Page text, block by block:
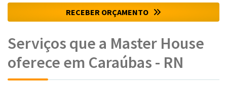
RECEBER ORÇAMENTO
Serviços que a Master House
oferece em Caraúbas - RN